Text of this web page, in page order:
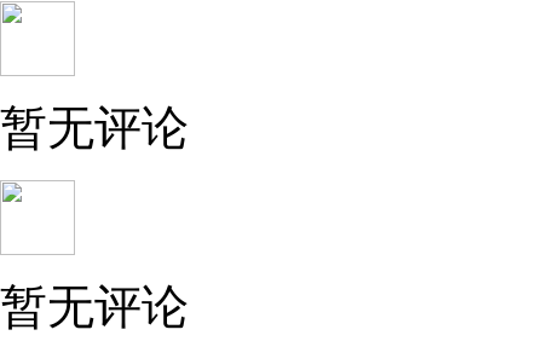
暂无评论
暂无评论